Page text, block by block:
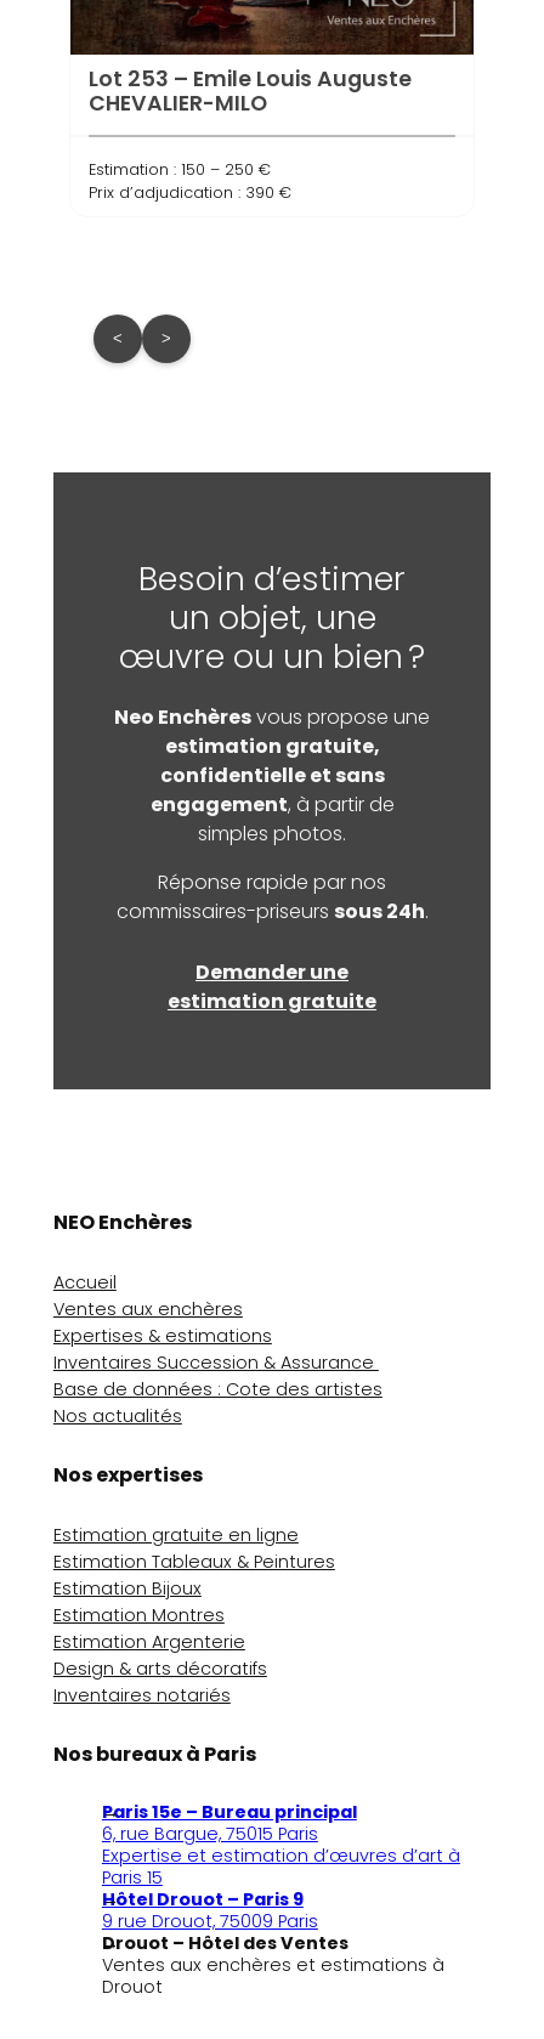
Lot 253 – Emile Louis Auguste
CHEVALIER-MILO
Estimation : 150 – 250 €
Prix d’adjudication : 390 €
< >
Besoin d’estimer
un objet, une
œuvre ou un bien ?
Neo Enchèresvous propose une
estimation gratuite,
confidentielle et sans
engagement, à partir de
simples photos.
Réponse rapide par nos
commissaires-priseurs sous 24h.
Demander une
estimation gratuite
NEO Enchères
Accueil
Ventes aux enchères
Expertises & estimations
Inventaires Succession & Assurance
Base de données : Cote des artistes
Nos actualités
Nos expertises
Estimation gratuite en ligne
Estimation Tableaux & Peintures
Estimation Bijoux
Estimation Montres
Estimation Argenterie
Design & arts décoratifs
Inventaires notariés
Nos bureaux à Paris
Paris 15e – Bureau principal
6, rue Bargue, 75015 Paris
Expertise et estimation d’œuvres d’art à
Paris 15
Hôtel Drouot – Paris 9
9 rue Drouot, 75009 Paris
Drouot – Hôtel des Ventes
Ventes aux enchères et estimations à
Drouot